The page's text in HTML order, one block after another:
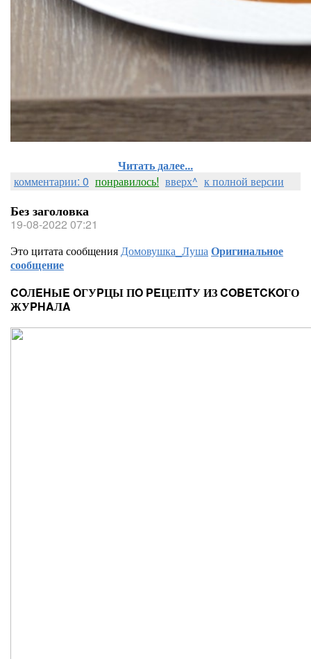
Читать далее...
комментарии: 0 понравилось! вверх^ к полной версии
Без заголовка
19-08-2022 07:21
Это цитата сообщенияДомовушка_ЛушаОригинальное
сообщение
COЛEHЫE OГУPЦЫ ПO PEЦЕПTУ ИЗ COBETCKOГО
ЖУPHAЛA